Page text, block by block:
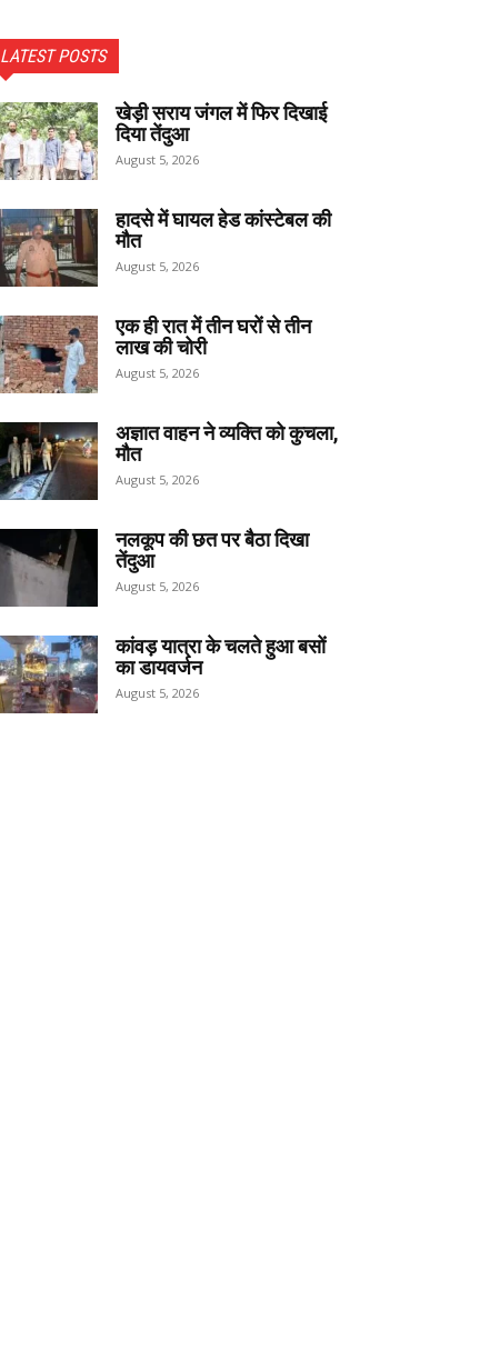
LATEST POSTS
खेड़ी सराय जंगल में फिर दिखाई
दिया तेंदुआ
August 5, 2026
हादसे में घायल हेड कांस्टेबल की
मौत
August 5, 2026
एक ही रात में तीन घरों से तीन
लाख की चोरी
August 5, 2026
अज्ञात वाहन ने व्यक्ति को कुचला,
मौत
August 5, 2026
नलकूप की छत पर बैठा दिखा
तेंदुआ
August 5, 2026
कांवड़ यात्रा के चलते हुआ बसों
का डायवर्जन
August 5, 2026